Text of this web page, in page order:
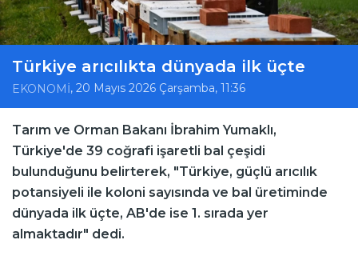
Türkiye arıcılıkta dünyada ilk üçte
EKONOMİ, 20 Mayıs 2026 Çarşamba, 11:36
Tarım ve Orman Bakanı İbrahim Yumaklı,
Türkiye'de 39 coğrafi işaretli bal çeşidi
bulunduğunu belirterek, "Türkiye, güçlü arıcılık
potansiyeli ile koloni sayısında ve bal üretiminde
dünyada ilk üçte, AB'de ise 1. sırada yer
almaktadır" dedi.